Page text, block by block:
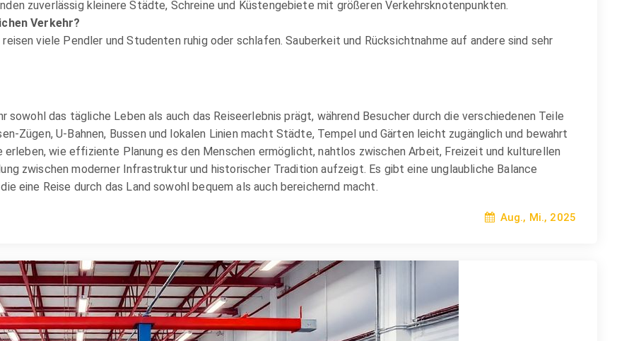
zuverlässig kleinere Städte, Schreine und Küstengebiete mit größeren Verkehrsknotenpunkten.
Verkehr?
viele Pendler und Studenten ruhig oder schlafen. Sauberkeit und Rücksichtnahme auf andere sind sehr
sowohl das tägliche Leben als auch das Reiseerlebnis prägt, während Besucher durch die verschiedenen Teile
Zügen, U-Bahnen, Bussen und lokalen Linien macht Städte, Tempel und Gärten leicht zugänglich und bewahrt
wie effiziente Planung es den Menschen ermöglicht, nahtlos zwischen Arbeit, Freizeit und kulturellen
zwischen moderner Infrastruktur und historischer Tradition aufzeigt. Es gibt eine unglaubliche Balance
eine Reise durch das Land sowohl bequem als auch bereichernd macht.
Aug., Mi., 2025